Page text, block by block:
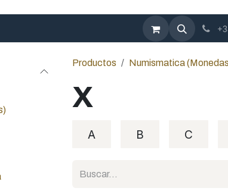
Contáctenos
Productos Numismatica
X
A B C